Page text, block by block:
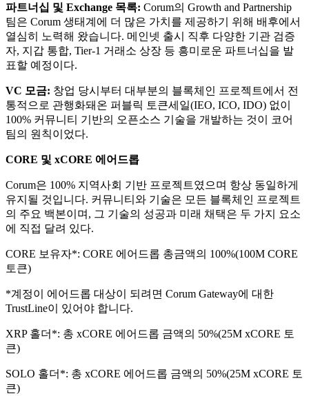
파트너십 및 Exchange 목록: Corum의 Growth and Partnership
팀은 Corum 생태계에 더 많은 가치를 제공하기 위해 배후에서
열심히 노력해 왔습니다. 메인넷 출시 직후 다양한 기관 검증
자, 지갑 통합, Tier-1 거래소 상장 등 흥미로운 파트너십을 발
표할 예정이다.​
VC 모금: 창업 당시부터 대부분의 블록체인 프로젝트에서 전
통적으로 관행화돼온 퍼블릭 토큰세일(IEO, ICO, IDO) 없이
100% 커뮤니티 기반의 오픈소스 기술을 개발하는 것이 코어
팀의 원칙이었다.​
CORE 및 xCORE 에어드롭
Corum은 100% 지역사회 기반 프로젝트였으며 항상 동일하게
유지될 것입니다. 커뮤니티와 기술은 모든 블록체인 프로젝트
의 주요 백본이며, 그 기술의 성공과 미래 채택은 두 가지 요소
에 직접 달려 있다.​
CORE 보유자*: CORE 에어드롭 총금액의 100%(100M CORE
토큰)
*계정이 에어드롭 대상이 되려면 Corum Gateway에 대한
TrustLine이 있어야 합니다.​
XRP 홀더*: 총 xCORE 에어드롭 금액의 50%(25M xCORE 토
큰)
SOLO 홀더*: 총 xCORE 에어드롭 금액의 50%(25M xCORE 토
큰)​